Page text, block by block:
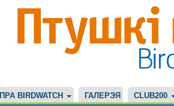
ПРА BIRDWATCH ГАЛЕРЭЯ CLUB200